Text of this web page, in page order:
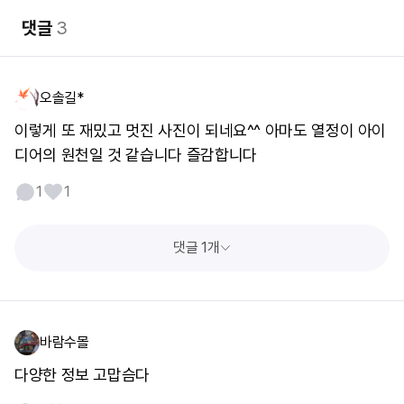
댓글3
오솔길*
이렇게 또 재밌고 멋진 사진이 되네요^^ 아마도 열정이 아이
디어의 원천일 것 같습니다 즐감합니다
1 1
댓글 1개
바람수몰
다양한 정보 고맙슴다